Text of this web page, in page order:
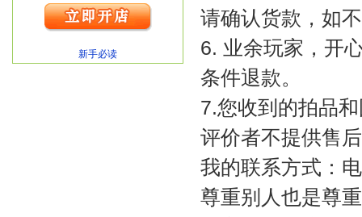
新手必读
请确认货款，如
6. 业余玩家，开
条件退款。
7.您收到的拍品
评价者不提供售
我的联系方式：
尊重别人也是尊